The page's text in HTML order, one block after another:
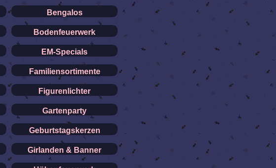
Bengalos
Bodenfeuerwerk
EM-Specials
Familiensortimente
Figurenlichter
Gartenparty
Geburtstagskerzen
Girlanden & Banner